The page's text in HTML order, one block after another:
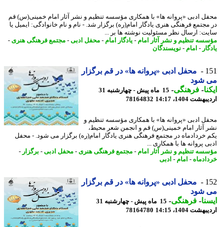
ادبی «پروانه ها» با همکاری مؤسسه تنظیم و نشر آثار امام خمینی(س) قم
فرهنگی هنری یادگار امام(ره) برگزار شد. - نام و نام خانوادگی: ایمیل یا
ارسال نظر مسئولیت نوشته ها بر ...
تنظیم و نشر آثار امام
-یادگار امام -محفل ادبی -مجتمع فرهنگی هنری-
-امام -نویسندگان
محفل ادبی «پروانه ها» در قم برگزار
شود
-فرهنگی-
15 ماه پیش - چهارشنبه 31
1404، 14:17
78164832
ادبی «پروانه ها» با همکاری مؤسسه تنظیم و
آثار امام خمینی(س) قم و انجمن شعر محیط،
خردادماه در مجتمع فرهنگی هنری یادگار امام(ره) برگزار می شود. - محفل
پروانه ها با همکاری ...
تنظیم و نشر آثار امام
-مجتمع فرهنگی هنری- محفل ادبی -برگزار -
-امام -ادبی
محفل ادبی «پروانه ها» در قم برگزار
شود
-فرهنگی-
15 ماه پیش - چهارشنبه 31
1404، 14:15
78164780